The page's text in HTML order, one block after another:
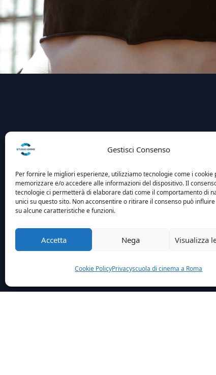
Gestisci Consenso
Per fornire le migliori esperienze, utilizziamo tecnologie come i cookie
memorizzare e/o accedere alle informazioni del dispositivo. Il
tecnologie ci permetterà di elaborare dati come il comportamento di
unici su questo sito. Non acconsentire o ritirare il consenso può
su alcune caratteristiche e funzioni.
Accetta Nega Visualizza
Cookie PolicyPrivacyscuola di cinema a Roma